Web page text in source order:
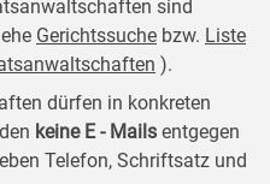
sind
Gerichtssuche bzw. Liste
).
dürfen in konkreten
keine E - Mails entgegen
Telefon, Schriftsatz und